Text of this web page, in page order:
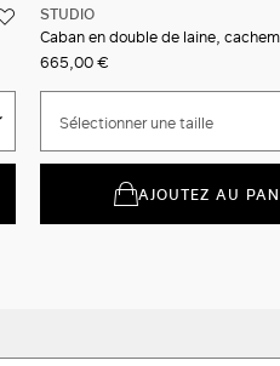
STUDIO
Caban en double de laine,
665,00 €
Sélectionner une taille
AJOUTEZ AU